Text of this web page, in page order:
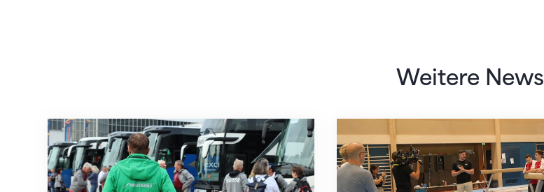
Weitere News
Twerenbold wird offizieller Reisepartner des STVMit klaren Zielen nach Zagreb